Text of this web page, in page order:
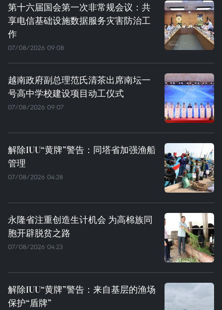
第十六届国会第一次非常规会议：共
享电信基础设施数据服务灾害防治工
作
07/08/2026 09:08
越南政府副总理范氏清茶出席南坛一
号高中学校建设项目动工仪式
07/08/2026 09:07
解除IUU“黄牌”警告：同塔省加强渔船
管理
07/08/2026 04:28
永隆省注重创造生计机会 为高棉族同
胞开辟脱贫之路
07/08/2026 04:23
解除IUU“黄牌”警告：来自基层的渔场
保护“盾牌”